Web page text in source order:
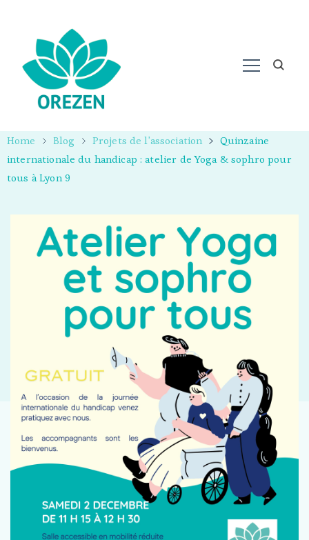
Home Blog Projets de l'association
Quinzaine
internationale du handicap : atelier de Yoga & sophro pour
tous à Lyon 9